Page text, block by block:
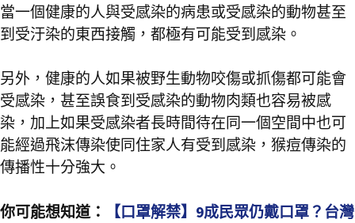
當一個健康的人與受感染的病患或受感染的動物甚至
到受汙染的東西接觸，都極有可能受到感染。
另外，健康的人如果被野生動物咬傷或抓傷都可能會
受感染，甚至誤食到受感染的動物肉類也容易被感
染，加上如果受感染者長時間待在同一個空間中也可
能經過飛沫傳染使同住家人有受到感染，猴痘傳染的
傳播性十分強大。
你可能想知道：
【口罩解禁】9成民眾仍戴口罩？台灣